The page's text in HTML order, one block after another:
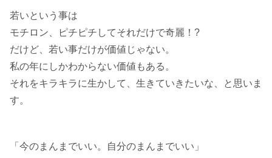
若いという事は
モチロン、ピチピチしてそれだけで奇麗！?
だけど、若い事だけが価値じゃない。
私の年にしかわからない価値もある。
それをキラキラに生かして、生きていきたいな、と思いま
す。
「今のまんまでいい。自分のまんまでいい」